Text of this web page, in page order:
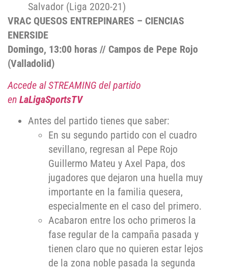
Salvador (Liga 2020-21)
VRAC QUESOS ENTREPINARES – CIENCIAS
ENERSIDE
Domingo, 13:00 horas // Campos de Pepe Rojo
(Valladolid)
Accede al STREAMING del partido
en LaLigaSportsTV
Antes del partido tienes que saber:
En su segundo partido con el cuadro
sevillano, regresan al Pepe Rojo
Guillermo Mateu y Axel Papa, dos
jugadores que dejaron una huella muy
importante en la familia quesera,
especialmente en el caso del primero.
Acabaron entre los ocho primeros la
fase regular de la campaña pasada y
tienen claro que no quieren estar lejos
de la zona noble pasada la segunda